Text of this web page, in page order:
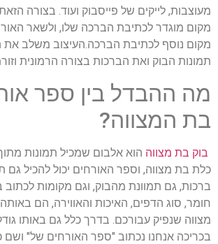
מעוצבות, לייקים של פייסבוק ועוד. בצורה
מקום מוגדר לכתיבת הברכה שלו, ולשאר
מקום נוסף לכתיבת הברכה.העיצוב משלב את
תמונות הבוק ואת הברכות בצורה הרמונית
מה ההבדל בין ספר
בת המצווה?
בוק בת מצווה הוא אלבום שמכיל תמונות
כלת בת מצווה, וספר האורחים יכול להכיל גם
ברכות, גם תמוונת מהבוק, וגם מקומות
חומר, סוג הדפים, האיכות והאווירה, הם
מצווה שנפיק עבורכם. בדרך כלל גם באותו
בכריכה אנחנו נכתוב "ספר האורחים של"